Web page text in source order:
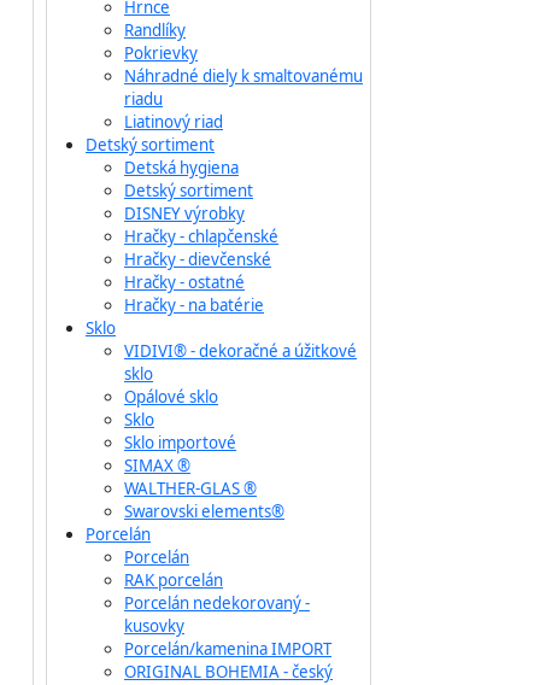
Hrnce
Randlíky
Pokrievky
Náhradné diely k smaltovanému
riadu
Liatinový riad
Detský sortiment
Detská hygiena
Detský sortiment
DISNEY výrobky
Hračky - chlapčenské
Hračky - dievčenské
Hračky - ostatné
Hračky - na batérie
Sklo
VIDIVI® - dekoračné a úžitkové
sklo
Opálové sklo
Sklo
Sklo importové
SIMAX ®
WALTHER-GLAS ®
Swarovski elements®
Porcelán
Porcelán
RAK porcelán
Porcelán nedekorovaný -
kusovky
Porcelán/kamenina IMPORT
ORIGINAL BOHEMIA - český